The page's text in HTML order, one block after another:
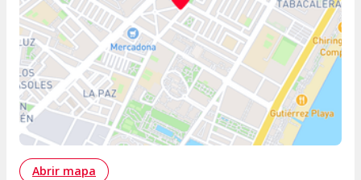
Abrir mapa